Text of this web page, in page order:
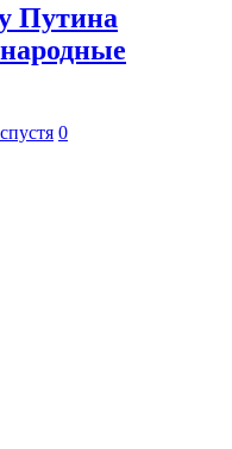
Путина
0